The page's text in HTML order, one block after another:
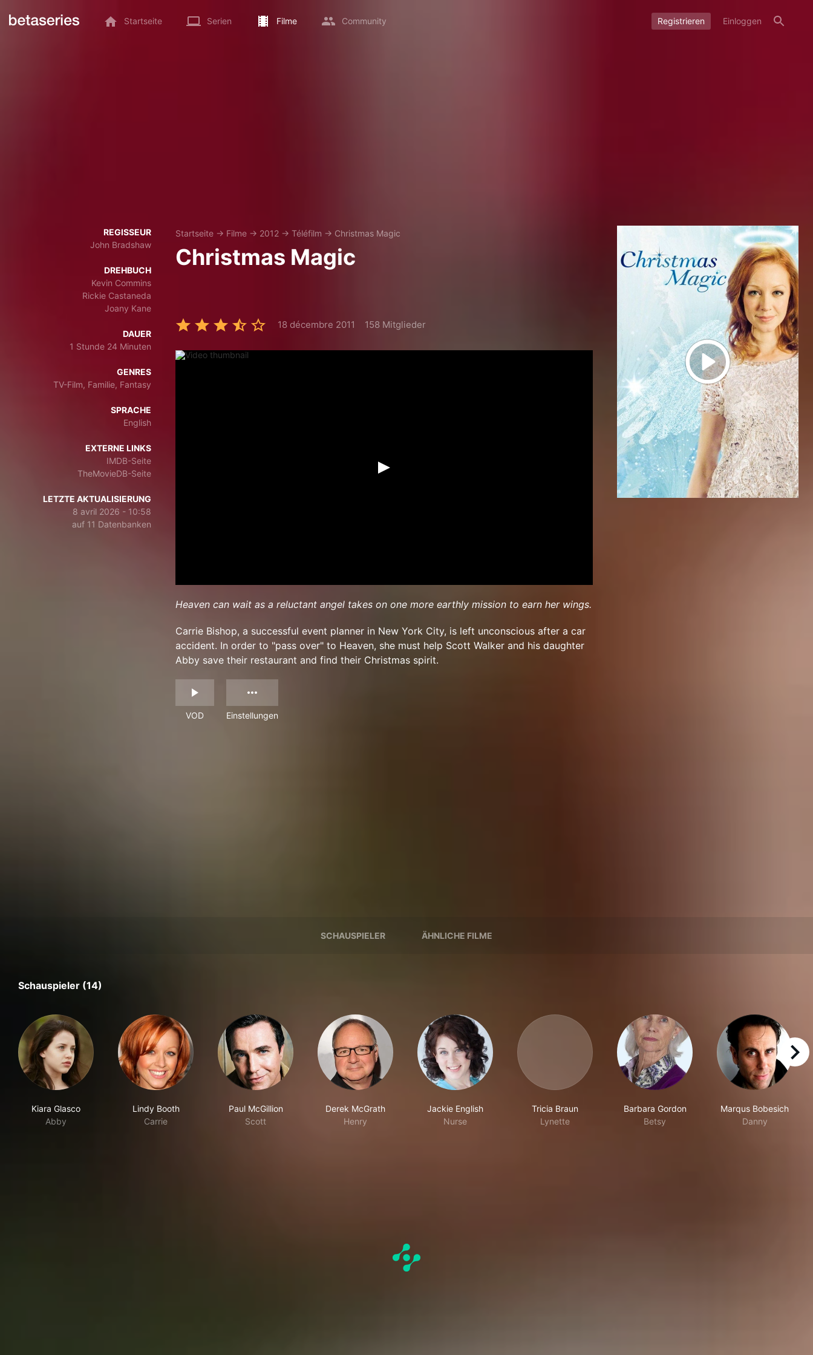
Startseite Serien Filme Community Registrieren Einloggen
REGISSEUR
John Bradshaw
DREHBUCH
Kevin Commins
Rickie Castaneda
Joany Kane
DAUER
1 Stunde 24 Minuten
GENRES
TV-Film, Familie, Fantasy
SPRACHE
English
EXTERNE LINKS
IMDB-Seite
TheMovieDB-Seite
LETZTE AKTUALISIERUNG
8 avril 2026 - 10:58
auf 11 Datenbanken
Startseite → Filme → 2012 → Téléfilm → Christmas Magic
Christmas Magic
18 décembre 2011 158 Mitglieder
Heaven can wait as a reluctant angel takes on one more earthly mission to earn her wings.
Carrie Bishop, a successful event planner in New York City, is left unconscious after a car
accident. In order to "pass over" to Heaven, she must help Scott Walker and his daughter
Abby save their restaurant and find their Christmas spirit.
VOD Einstellungen
SCHAUSPIELER ÄHNLICHE FILME
Schauspieler (14)
Kiara Glasco
Abby
Lindy Booth
Carrie
Paul McGillion
Scott
Derek McGrath
Henry
Jackie English
Nurse
Tricia Braun
Lynette
Barbara Gordon
Betsy
Marqus Bobesich
Danny
right